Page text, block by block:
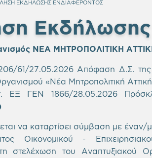
ΕΚΔΗΛΩΣΗΣ ΕΝΔΙΑΦΕΡΟΝΤΟΣ
ΝΕΑ ΜΗΤΡΟΠΟΛΙΤΙΚΗ
61/27.05.2026 Απόφαση Δ.Σ. της
«Νέα Μητροπολιτική
ΓΕΝ 1866/28.05.2026
να καταρτίσει σύμβαση με
Οικονομικού -
στελέχωση του